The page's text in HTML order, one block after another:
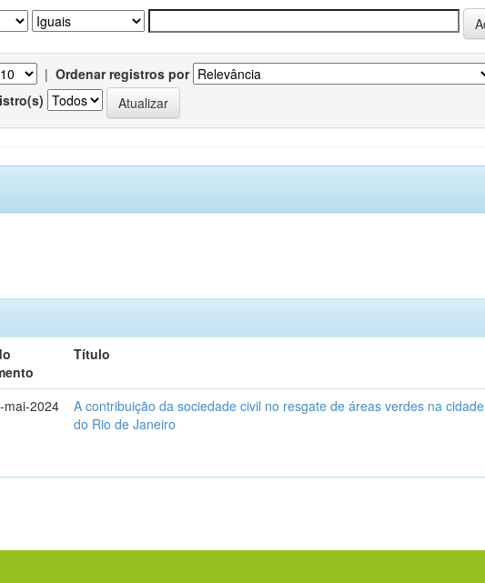
| Ordenar registros por
Título
mai-2024
A contribuição da sociedade civil no resgate de áreas verdes na cidade
do Rio de Janeiro